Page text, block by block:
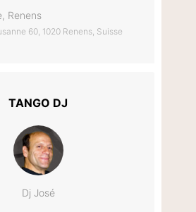
Renens
60, 1020 Renens, Suisse
TANGO DJ
Dj José